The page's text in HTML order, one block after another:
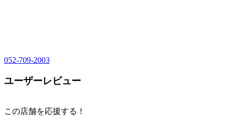
052-709-2003
ユーザーレビュー
この店舗を応援する！